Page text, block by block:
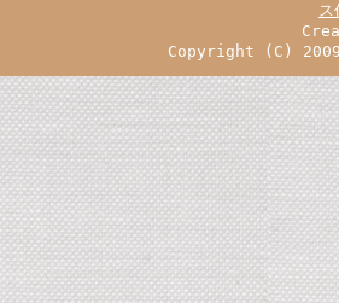
Copyright (C)